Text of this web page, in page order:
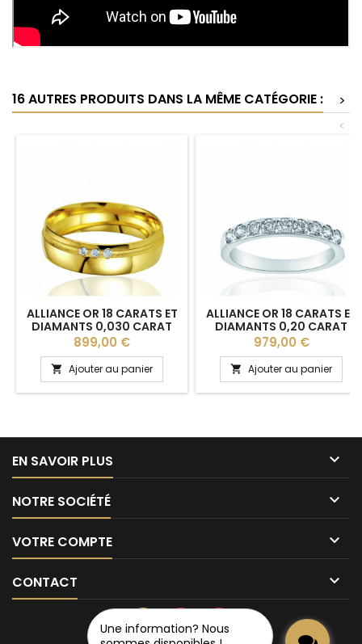
Une information? Nous
16 AUTRES PRODUITS DANS LA MÊME CATÉGORIE :
>
<
ALLIANCE OR 18 CARATS ET
DIAMANTS 0,030 CARAT
BREUNING "AYANA" 5,5 MM
Prix
899,00 €
 Ajouter au panier
ALLIANCE OR 18 CARATS ET
DIAMANTS 0,20 CARAT
"MEGANE" DEMI-TOUR
Prix
979,00 €
 Ajouter au panier
EN SAVOIR PLUS 
NOTRE SOCIÉTÉ 
VOTRE COMPTE 
CONTACT 